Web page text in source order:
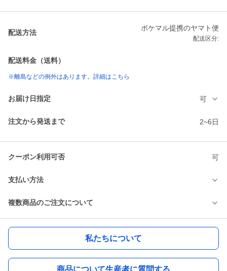
配送方法
ポケマル提携のヤマト便
配送区分:
配送料金（送料）
※離島などの例外はあります。詳細はこちら
お届け日指定 可
注文から発送まで 2~6日
クーポン利用可否 可
支払い方法
複数商品のご注文について
私たちについて
商品について生産者に質問する